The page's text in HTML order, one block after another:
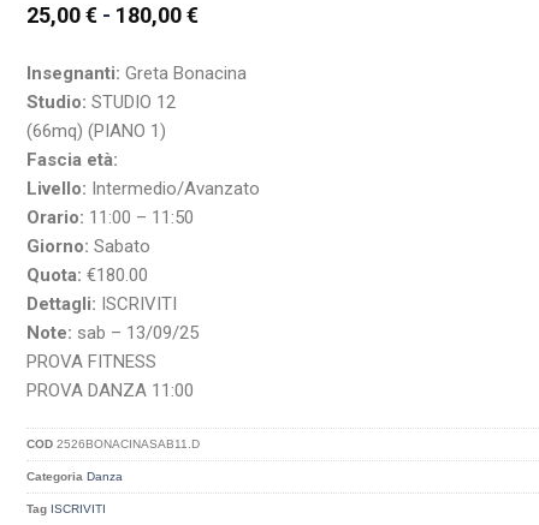
25,00€ - 180,00€
Insegnanti: Greta Bonacina
Studio: STUDIO 12
(66mq) (PIANO 1)
Fascia età:
Livello: Intermedio/Avanzato
Orario: 11:00 – 11:50
Giorno: Sabato
Quota: €180.00
Dettagli: ISCRIVITI
Note: sab – 13/09/25
PROVA FITNESS
PROVA DANZA 11:00
COD2526BONACINASAB11.D
Categoria Danza
Tag ISCRIVITI